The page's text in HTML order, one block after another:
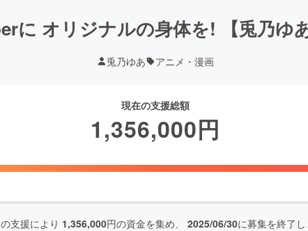
に オリジナルの身体を! 【兎乃ゆ
兎乃ゆあ アニメ・漫画
現在の支援総額
1,356,000円
支援により 1,356,000円の資金を集め、 2025/06/30に募集を終了し